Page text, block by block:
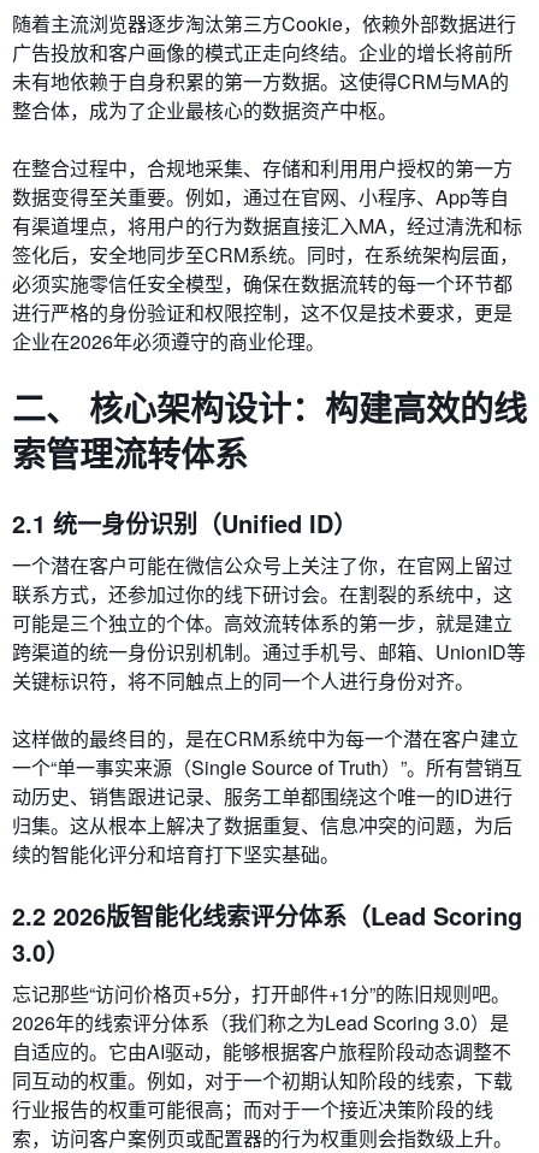
随着主流浏览器逐步淘汰第三方Cookie，依赖外部数据进行
广告投放和客户画像的模式正走向终结。企业的增长将前所
未有地依赖于自身积累的第一方数据。这使得CRM与MA的
整合体，成为了企业最核心的数据资产中枢。
在整合过程中，合规地采集、存储和利用用户授权的第一方
数据变得至关重要。例如，通过在官网、小程序、App等自
有渠道埋点，将用户的行为数据直接汇入MA，经过清洗和标
签化后，安全地同步至CRM系统。同时，在系统架构层面，
必须实施零信任安全模型，确保在数据流转的每一个环节都
进行严格的身份验证和权限控制，这不仅是技术要求，更是
企业在2026年必须遵守的商业伦理。
二、 核心架构设计：构建高效的线
索管理流转体系
2.1 统一身份识别（Unified ID）
一个潜在客户可能在微信公众号上关注了你，在官网上留过
联系方式，还参加过你的线下研讨会。在割裂的系统中，这
可能是三个独立的个体。高效流转体系的第一步，就是建立
跨渠道的统一身份识别机制。通过手机号、邮箱、UnionID等
关键标识符，将不同触点上的同一个人进行身份对齐。
这样做的最终目的，是在CRM系统中为每一个潜在客户建立
一个“单一事实来源（Single Source of Truth）”。所有营销互
动历史、销售跟进记录、服务工单都围绕这个唯一的ID进行
归集。这从根本上解决了数据重复、信息冲突的问题，为后
续的智能化评分和培育打下坚实基础。
2.2 2026版智能化线索评分体系（Lead Scoring
3.0）
忘记那些“访问价格页+5分，打开邮件+1分”的陈旧规则吧。
2026年的线索评分体系（我们称之为Lead Scoring 3.0）是
自适应的。它由AI驱动，能够根据客户旅程阶段动态调整不
同互动的权重。例如，对于一个初期认知阶段的线索，下载
行业报告的权重可能很高；而对于一个接近决策阶段的线
索，访问客户案例页或配置器的行为权重则会指数级上升。